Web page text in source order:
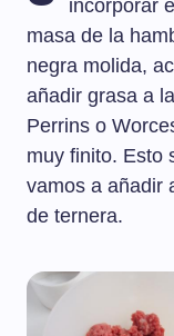
incorporar
masa de la
negra molida,
añadir grasa a
Perrins o
muy finito. Esto
vamos a añadir
de ternera.